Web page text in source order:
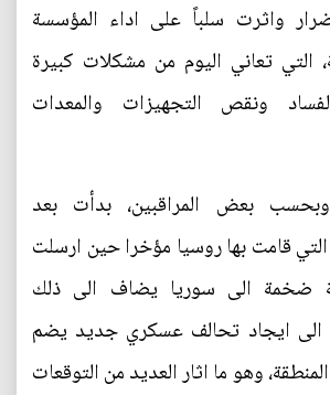
واثرت سلباً على اداء المؤسسة
التي تعاني اليوم من مشكلات كبيرة
ونقص التجهيزات والمعدات
بعض المراقبين، بدأت بعد
التي قامت بها روسيا مؤخرا حين ارسلت
ضخمة الى سوريا يضاف الى ذلك
الى ايجاد تحالف عسكري جديد يضم
وهو ما اثار العديد من التوقعات